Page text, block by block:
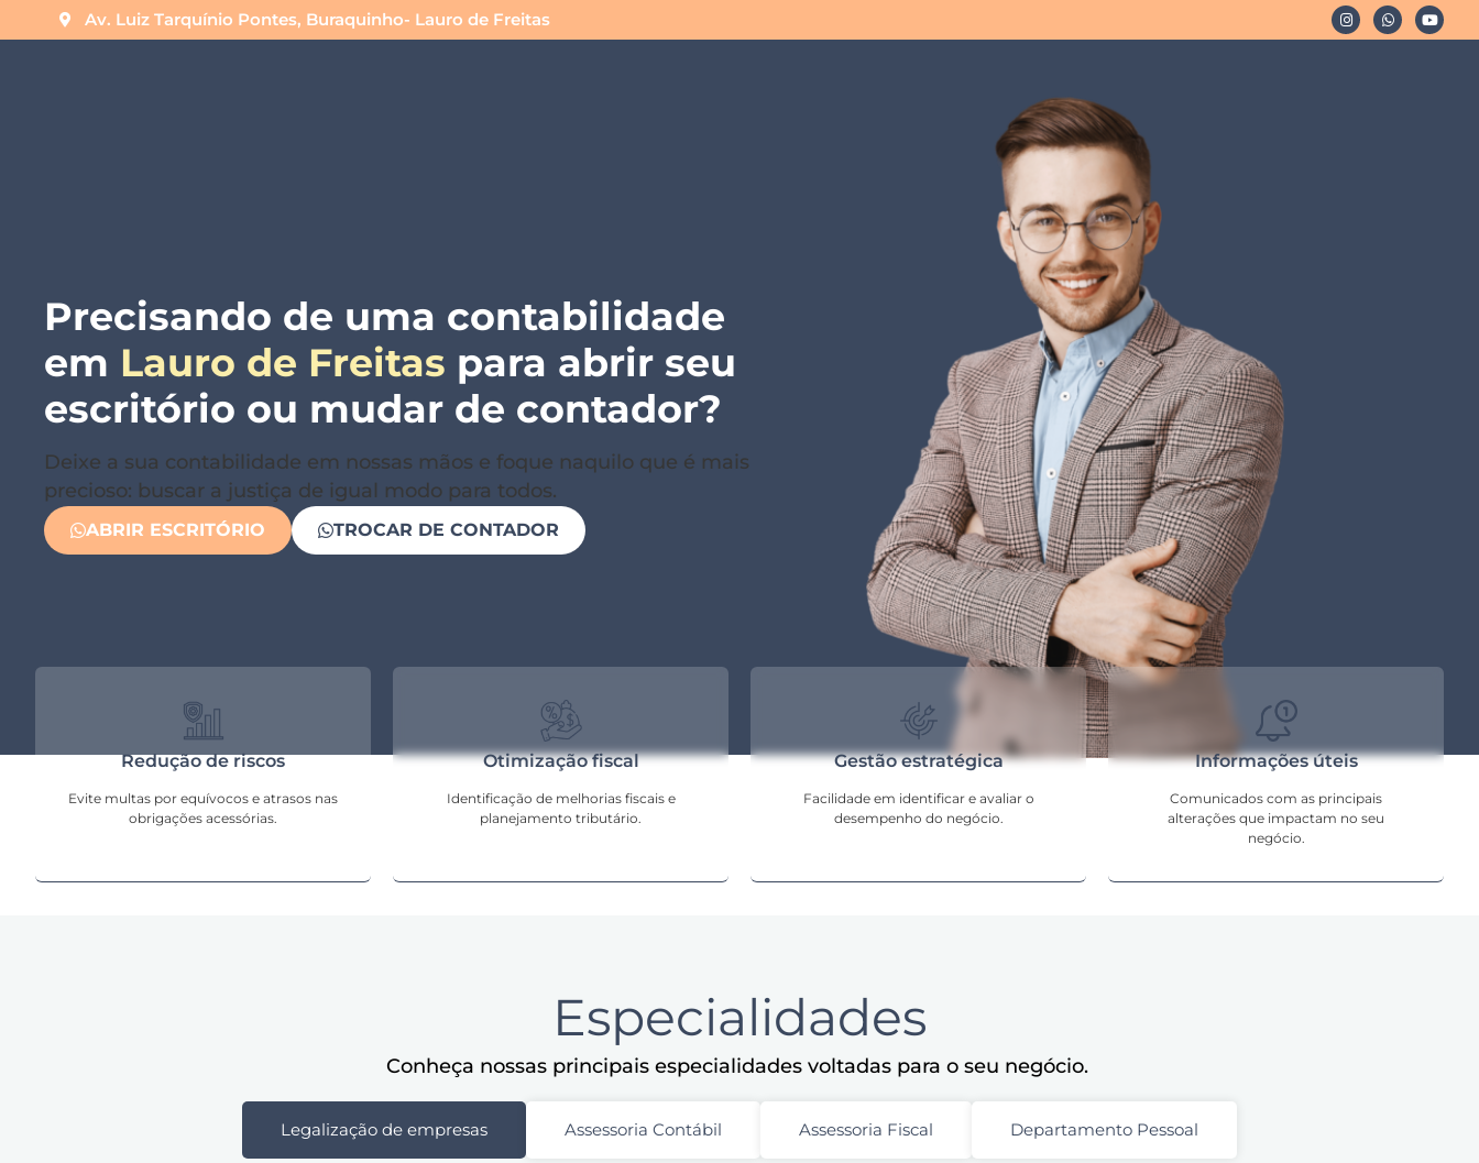
Av. Luiz Tarquínio Pontes, Buraquinho- Lauro de Freitas
Precisando de uma contabilidade
em Lauro de Freitas para abrir seu
escritório ou mudar de contador?
Deixe a sua contabilidade em nossas mãos e foque naquilo que é mais
precioso: buscar a justiça de igual modo para todos.
ABRIR ESCRITÓRIO TROCAR DE CONTADOR
Redução de riscos
Evite multas por equívocos e atrasos nas
obrigações acessórias.
Otimização fiscal
Identificação de melhorias fiscais e
planejamento tributário.
Gestão estratégica
Facilidade em identificar e avaliar o
desempenho do negócio.
Informações úteis
Comunicados com as principais
alterações que impactam no seu
negócio.
Especialidades
Conheça nossas principais especialidades voltadas para o seu negócio.
Legalização de empresas Assessoria Contábil Assessoria Fiscal Departamento Pessoal